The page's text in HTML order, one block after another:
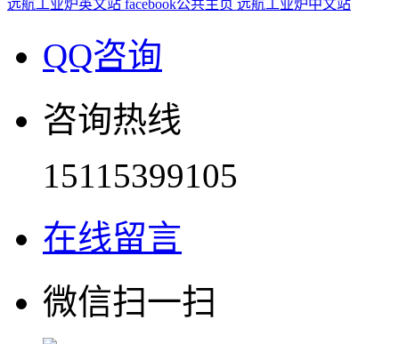
远航工业炉英文站 facebook公共主页 远航工业炉中文站
QQ咨询
咨询热线
15115399105
在线留言
微信扫一扫